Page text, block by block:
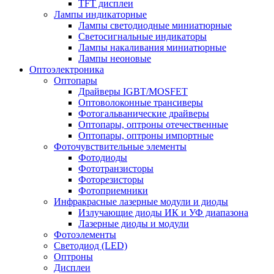
TFT дисплеи
Лампы индикаторные
Лампы светодиодные миниатюрные
Светосигнальные индикаторы
Лампы накаливания миниатюрные
Лампы неоновые
Оптоэлектроника
Оптопары
Драйверы IGBT/MOSFET
Оптоволоконные трансиверы
Фотогальванические драйверы
Оптопары, оптроны отечественные
Оптопары, оптроны импортные
Фоточувствительные элементы
Фотодиоды
Фототранзисторы
Фоторезисторы
Фотоприемники
Инфракрасные лазерные модули и диоды
Излучающие диоды ИК и УФ диапазона
Лазерные диоды и модули
Фотоэлементы
Светодиод (LED)
Оптроны
Дисплеи